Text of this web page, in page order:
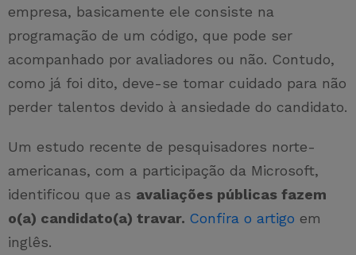
empresa, basicamente ele consiste na
programação de um código, que pode ser
acompanhado por avaliadores ou não. Contudo,
como já foi dito, deve-se tomar cuidado para não
perder talentos devido à ansiedade do candidato.
Um estudo recente de pesquisadores norte-
americanas, com a participação da Microsoft,
identificou que as avaliações públicas fazem
o(a) candidato(a) travar. Confira o artigo em
inglês.